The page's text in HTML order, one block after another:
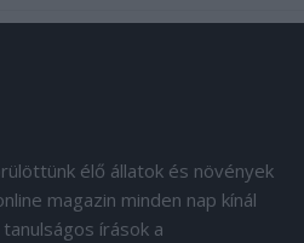
élő állatok és növények
magazin minden nap kínál
írások a